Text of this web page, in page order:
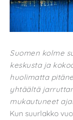
Suomen kolme
keskusta ja
huolimatta
yhtäältä
mukautuneet
Kun suurlakko